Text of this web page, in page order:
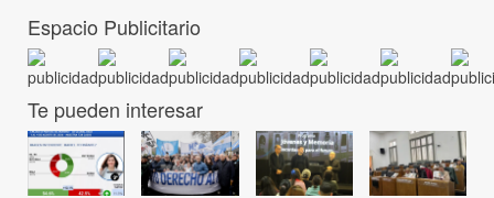
Espacio Publicitario
Te pueden interesar